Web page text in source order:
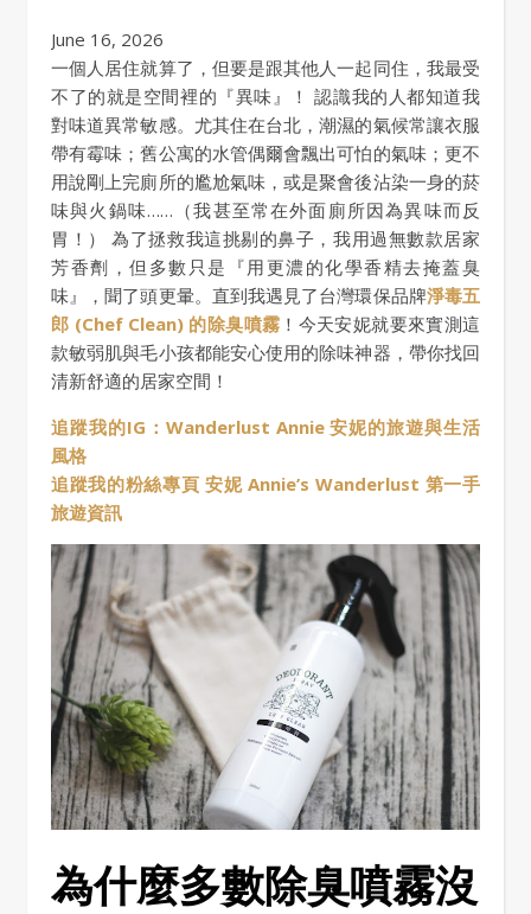
June 16, 2026
一個人居住就算了，但要是跟其他人一起同住，我最受
不了的就是空間裡的『異味』！ 認識我的人都知道我
對味道異常敏感。尤其住在台北，潮濕的氣候常讓衣服
帶有霉味；舊公寓的水管偶爾會飄出可怕的氣味；更不
用說剛上完廁所的尷尬氣味，或是聚會後沾染一身的菸
味與火鍋味……（我甚至常在外面廁所因為異味而反
胃！） 為了拯救我這挑剔的鼻子，我用過無數款居家
芳香劑，但多數只是『用更濃的化學香精去掩蓋臭
味』，聞了頭更暈。直到我遇見了台灣環保品牌淨毒五
郎 (Chef Clean) 的除臭噴霧 ！今天安妮就要來實測這
款敏弱肌與毛小孩都能安心使用的除味神器，帶你找回
清新舒適的居家空間！
追蹤我的IG：Wanderlust Annie 安妮的旅遊與生活
風格
追蹤我的粉絲專頁 安妮 Annie’s Wanderlust 第一手
旅遊資訊
為什麼多數除臭噴霧沒